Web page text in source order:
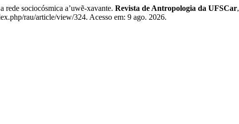
sociocósmica a’uwẽ-xavante. Revista de Antropologia da UFSCar,
rau/article/view/324. Acesso em: 9 ago. 2026.